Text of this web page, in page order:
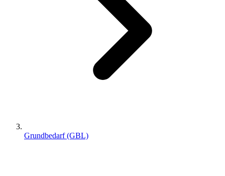
Grundbedarf (GBL)